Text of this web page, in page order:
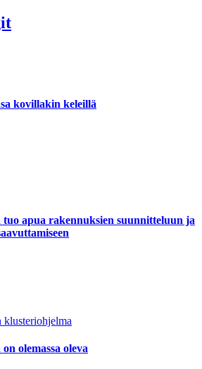
kovillakin keleillä
apua rakennuksien suunnitteluun ja
klusteriohjelma
olemassa oleva